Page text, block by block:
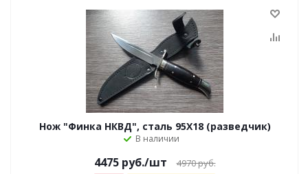
Нож "Финка НКВД", сталь 95Х18 (разведчик)
В наличии
4475 руб./шт 4970 руб.